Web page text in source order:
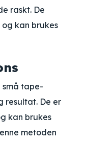
raskt. De
kan brukes
små tape-
resultat. De er
kan brukes
metoden